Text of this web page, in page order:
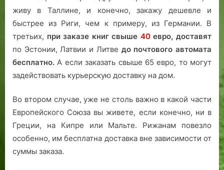
живу в Таллине, и конечно, закажу дешевле и
быстрее из Риги, чем к примеру, из Германии. В
третьих, при заказе книг свыше 40евро, доставят
по Эстонии, Латвии и Литве до почтового автомата
бесплатно. А если заказать свыше 65 евро, то могут
задействовать курьерскую доставку на дом.
Во втором случае, уже не столь важно в какой части
Европейского Союза вы живете, если конечно, ни в
Греции, на Кипре или Мальте. Рижанам повезло
особенно, им бесплатна доставка вне зависимости от
суммы заказа.